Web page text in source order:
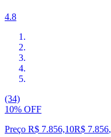
4.8
(34)
10% OFF
Preço R$ 7.856,10R$ 7.856,